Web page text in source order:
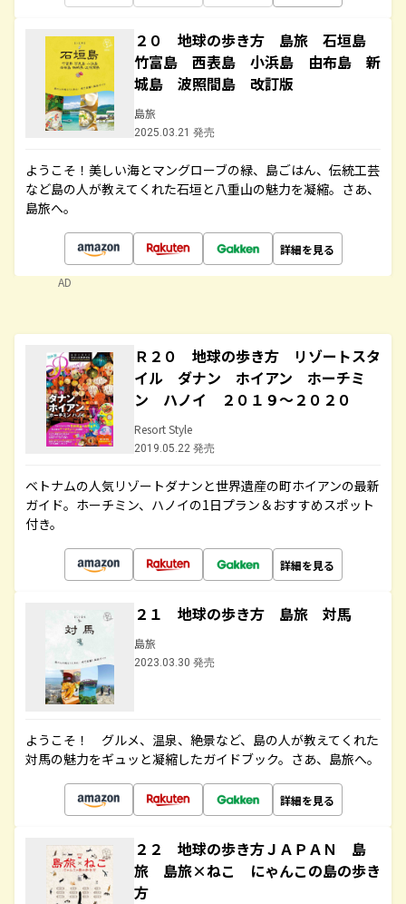
２０ 地球の歩き方 島旅 石垣島
竹富島 西表島 小浜島 由布島 新
城島 波照間島 改訂版
島旅
2025.03.21 発売
ようこそ！美しい海とマングローブの緑、島ごはん、伝統工芸
など島の人が教えてくれた石垣と八重山の魅力を凝縮。さあ、
島旅へ。
詳細を見る
AD
Ｒ２０ 地球の歩き方 リゾートスタ
イル ダナン ホイアン ホーチミ
ン ハノイ ２０１９～２０２０
Resort Style
2019.05.22 発売
ベトナムの人気リゾートダナンと世界遺産の町ホイアンの最新
ガイド。ホーチミン、ハノイの1日プラン＆おすすめスポット
付き。
詳細を見る
２１ 地球の歩き方 島旅 対馬
島旅
2023.03.30 発売
ようこそ！ グルメ、温泉、絶景など、島の人が教えてくれた
対馬の魅力をギュッと凝縮したガイドブック。さあ、島旅へ。
詳細を見る
２２ 地球の歩き方ＪＡＰＡＮ 島
旅 島旅×ねこ にゃんこの島の歩き
方